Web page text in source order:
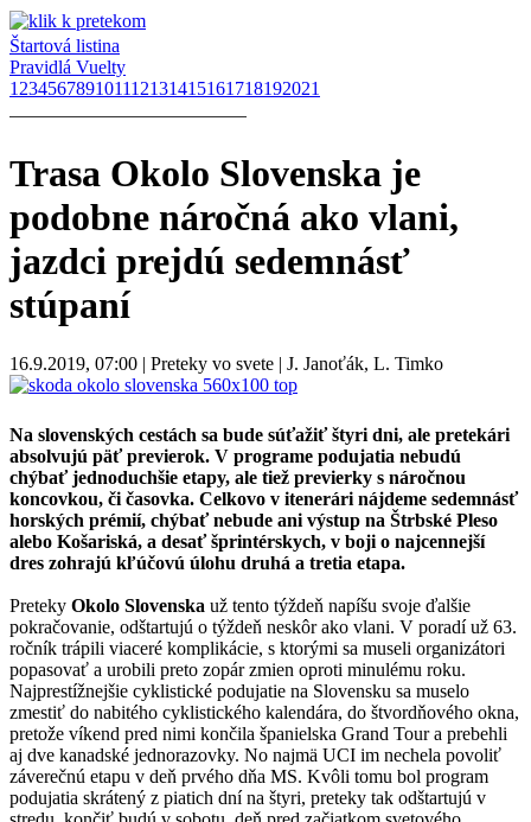
Štartová listina
Pravidlá Vuelty
1 23456789101112131415161718192021
Trasa Okolo Slovenska je
podobne náročná ako vlani,
jazdci prejdú sedemnásť
stúpaní
16.9.2019, 07:00 | Preteky vo svete | J. Janoťák, L. Timko
Na slovenských cestách sa bude súťažiť štyri dni, ale pretekári
absolvujú päť previerok. V programe podujatia nebudú
chýbať jednoduchšie etapy, ale tiež previerky s náročnou
koncovkou, či časovka. Celkovo v itenerári nájdeme sedemnásť
horských prémií, chýbať nebude ani výstup na Štrbské Pleso
alebo Košariská, a desať šprintérskych, v boji o najcennejší
dres zohrajú kľúčovú úlohu druhá a tretia etapa.
Preteky Okolo Slovenska už tento týždeň napíšu svoje ďalšie
pokračovanie, odštartujú o týždeň neskôr ako vlani. V poradí už 63.
ročník trápili viaceré komplikácie, s ktorými sa museli organizátori
popasovať a urobili preto zopár zmien oproti minulému roku.
Najprestížnejšie cyklistické podujatie na Slovensku sa muselo
zmestiť do nabitého cyklistického kalendára, do štvordňového okna,
pretože víkend pred nimi končila španielska Grand Tour a prebehli
aj dve kanadské jednorazovky. No najmä UCI im nechela povoliť
záverečnú etapu v deň prvého dňa MS. Kvôli tomu bol program
podujatia skrátený z piatich dní na štyri, preteky tak odštartujú v